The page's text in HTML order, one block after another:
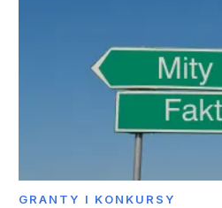
GRANTY I KONKURSY